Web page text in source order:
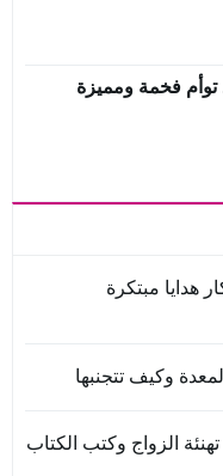
توأم فخمة ومميزة
هدايا مبتكرة
وكيف تتجنبها
الزواج وكتب الكتاب